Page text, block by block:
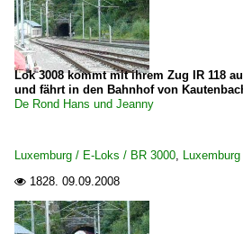
Lok 3008 kommt mit ihrem Zug IR 118
und fährt in den Bahnhof von
De Rond Hans und Jeanny
Luxemburg / E-Loks / BR 3000,
 1828. 09.09.2008